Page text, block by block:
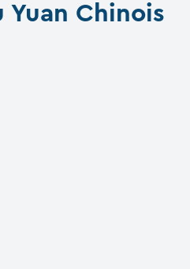
Yuan Chinois